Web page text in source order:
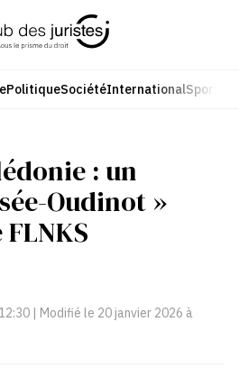
PolitiqueSociétéInternationalSport
: un
Oudinot »
| Modifié le 20 janvier 2026 à